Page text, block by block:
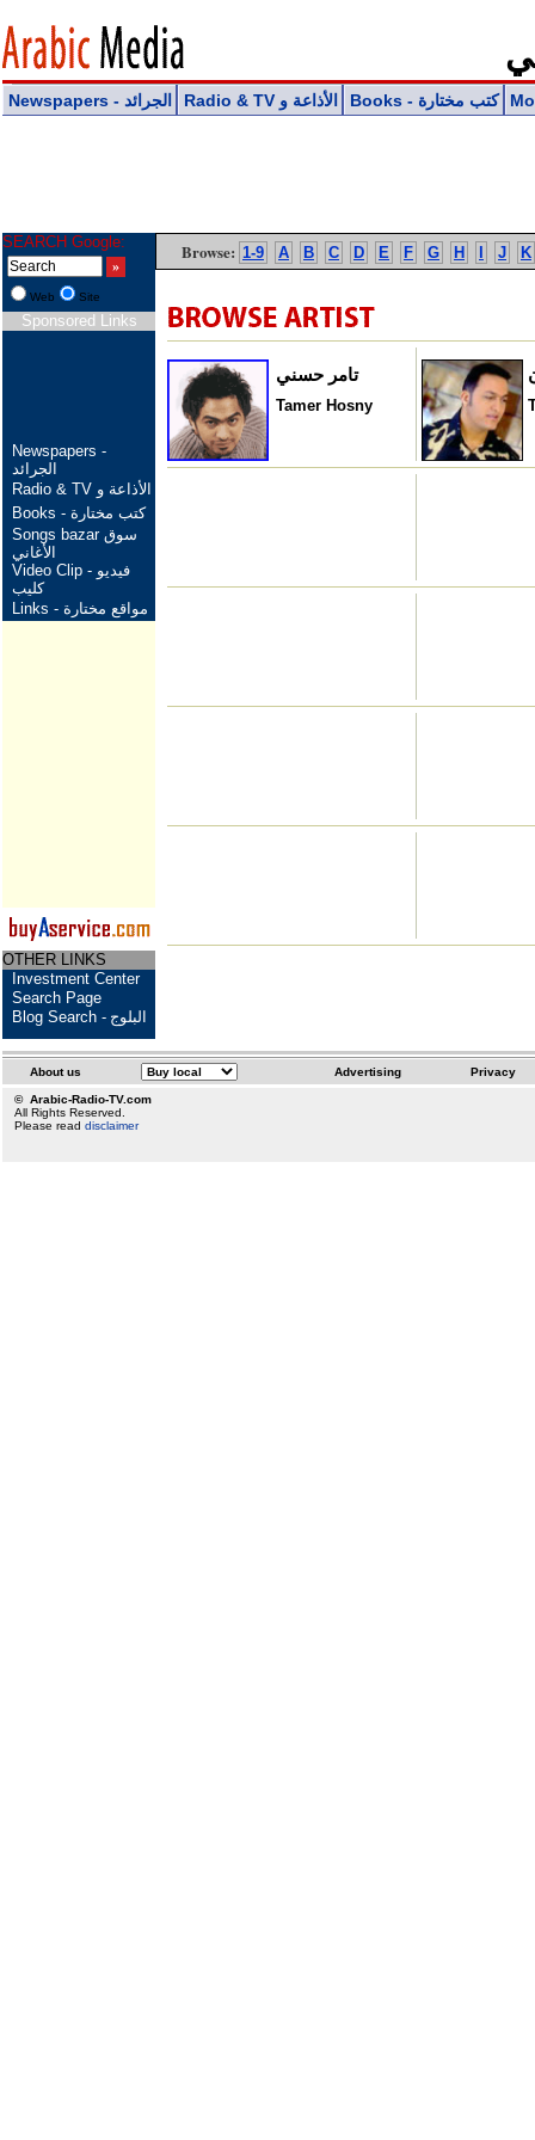
Newspapers - الجرائد Radio & TV الأذاعة و Books - كتب مختارة
SEARCH Google:
Web Site
Sponsored Links
Newspapers -
الجرائد
Radio & TV الأذاعة و
Books - كتب مختارة
Songs bazar سوق
الأغاني
Video Clip - فيديو
كليب
Links - مواقع مختارة
OTHER LINKS
Investment Center
Search Page
Blog Search - البلوج
Browse: 1-9 A B C D E F G H J K
تامر حسني
Tamer Hosny
About us Advertising Privacy
© Arabic-Radio-TV.com
All Rights Reserved.
Please read disclaimer